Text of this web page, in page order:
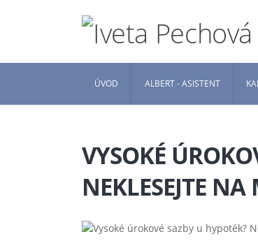
ÚVOD ALBERT - ASISTENT
VYSOKÉ
NEKLESEJTE